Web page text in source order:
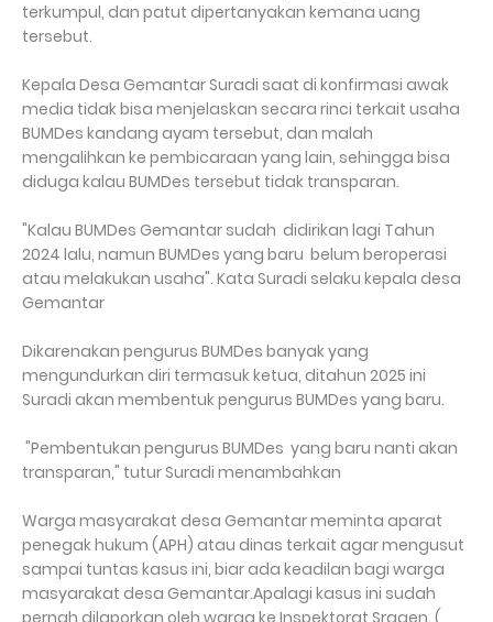
terkumpul, dan patut dipertanyakan kemana uang
tersebut.
Kepala Desa Gemantar Suradi saat di konfirmasi awak
media tidak bisa menjelaskan secara rinci terkait usaha
BUMDes kandang ayam tersebut, dan malah
mengalihkan ke pembicaraan yang lain, sehingga bisa
diduga kalau BUMDes tersebut tidak transparan.
"Kalau BUMDes Gemantar sudah didirikan lagi Tahun
2024 lalu, namun BUMDes yang baru belum beroperasi
atau melakukan usaha". Kata Suradi selaku kepala desa
Gemantar
Dikarenakan pengurus BUMDes banyak yang
mengundurkan diri termasuk ketua, ditahun 2025 ini
Suradi akan membentuk pengurus BUMDes yang baru.
"Pembentukan pengurus BUMDes yang baru nanti akan
transparan," tutur Suradi menambahkan
Warga masyarakat desa Gemantar meminta aparat
penegak hukum (APH) atau dinas terkait agar mengusut
sampai tuntas kasus ini, biar ada keadilan bagi warga
masyarakat desa Gemantar.Apalagi kasus ini sudah
pernah dilaporkan oleh warga ke Inspektorat Sragen. (